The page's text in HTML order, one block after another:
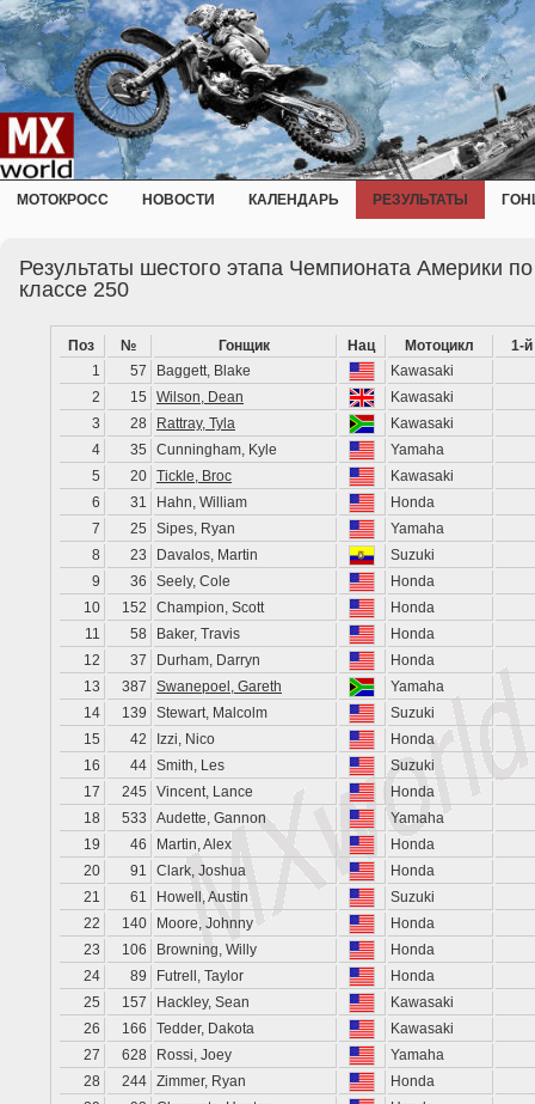
МОТОКРОСС НОВОСТИ КАЛЕНДАРЬ РЕЗУЛЬТАТЫ
Результаты шестого этапа Чемпионата Америки
классе 250
Поз № Гонщик Нац Мотоцикл
1-
1
57 Baggett, Blake
Kawasaki
2
15 Wilson, Dean
Kawasaki
3
28 Rattray, Tyla
Kawasaki
4
35 Cunningham, Kyle
Yamaha
5
20 Tickle, Broc
Kawasaki
6
31 Hahn, William
Honda
7
25 Sipes, Ryan
Yamaha
8
23 Davalos, Martin
Suzuki
9
36 Seely, Cole
Honda
10
152 Champion, Scott
Honda
11
58 Baker, Travis
Honda
12
37 Durham, Darryn
Honda
13
387 Swanepoel, Gareth
Yamaha
14
139 Stewart, Malcolm
Suzuki
15
42 Izzi, Nico
Honda
16
44 Smith, Les
Suzuki
17
245 Vincent, Lance
Honda
18
533 Audette, Gannon
Yamaha
19
46 Martin, Alex
Honda
20
91 Clark, Joshua
Honda
21
61 Howell, Austin
Suzuki
22
140 Moore, Johnny
Honda
23
106 Browning, Willy
Honda
24
89 Futrell, Taylor
Honda
25
157 Hackley, Sean
Kawasaki
26
166 Tedder, Dakota
Kawasaki
27
628 Rossi, Joey
Yamaha
28
244 Zimmer, Ryan
Honda